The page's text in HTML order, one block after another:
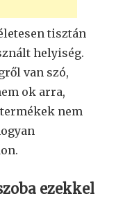
tisztán
helyiség.
van szó,
ok arra,
nem
ezekkel